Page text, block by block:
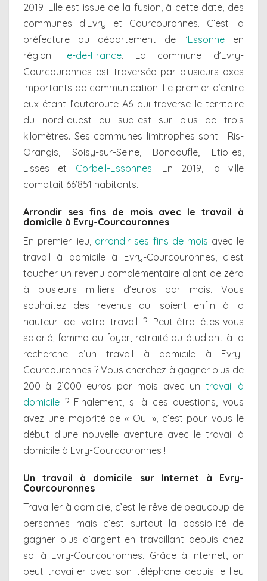
2019. Elle est issue de la fusion, à cette date, des
communes d’Evry et Courcouronnes. C’est la
préfecture du département de l’Essonne en
région Ile-de-France. La commune d’Evry-
Courcouronnes est traversée par plusieurs axes
importants de communication. Le premier d’entre
eux étant l’autoroute A6 qui traverse le territoire
du nord-ouest au sud-est sur plus de trois
kilomètres. Ses communes limitrophes sont : Ris-
Orangis, Soisy-sur-Seine, Bondoufle, Etiolles,
Lisses et Corbeil-Essonnes. En 2019, la ville
comptait 66’851 habitants.
Arrondir ses fins de mois avec le travail à
domicile à Evry-Courcouronnes
En premier lieu, arrondir ses fins de mois avec le
travail à domicile à Evry-Courcouronnes, c’est
toucher un revenu complémentaire allant de zéro
à plusieurs milliers d’euros par mois. Vous
souhaitez des revenus qui soient enfin à la
hauteur de votre travail ? Peut-être êtes-vous
salarié, femme au foyer, retraité ou étudiant à la
recherche d’un travail à domicile à Evry-
Courcouronnes ? Vous cherchez à gagner plus de
200 à 2’000 euros par mois avec un travail à
domicile ? Finalement, si à ces questions, vous
avez une majorité de « Oui », c’est pour vous le
début d’une nouvelle aventure avec le travail à
domicile à Evry-Courcouronnes !
Un travail à domicile sur Internet à Evry-
Courcouronnes
Travailler à domicile, c’est le rêve de beaucoup de
personnes mais c’est surtout la possibilité de
gagner plus d’argent en travaillant depuis chez
soi à Evry-Courcouronnes. Grâce à Internet, on
peut travailler avec son téléphone depuis le lieu